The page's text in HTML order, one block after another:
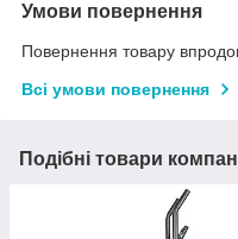
Умови повернення
Повернення товару
Всі умови повернення
Подібні товари